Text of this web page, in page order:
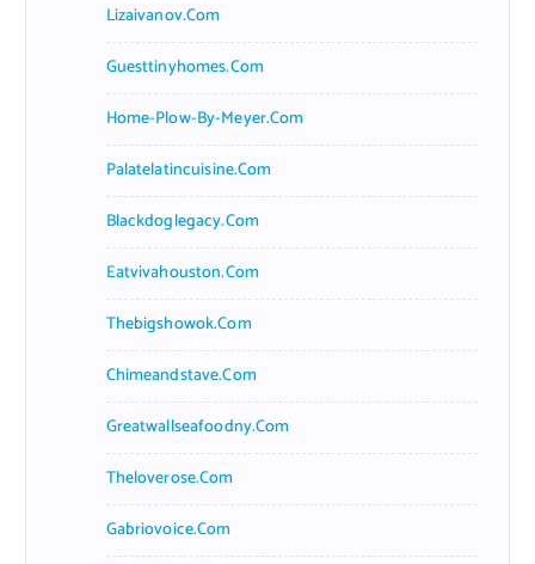
Lizaivanov.com
Guesttinyhomes.com
Home-Plow-By-Meyer.com
Palatelatincuisine.com
Blackdoglegacy.com
Eatvivahouston.com
Thebigshowok.com
Chimeandstave.com
Greatwallseafoodny.com
Theloverose.com
Gabriovoice.com